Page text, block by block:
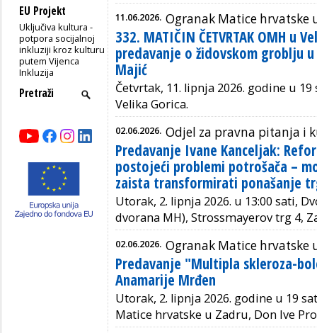
EU Projekt
Uključiva kultura -
potpora socijalnoj
inkluziji kroz kulturu
putem Vijenca
Inkluzija
11.06.2026. Ogranak Matice hrvatske
332. MATIČIN ČETVRTAK OMH u
predavanje o židovskom groblju
Majić
Četvrtak, 11. lipnja 2026. godine u
Velika Gorica.
02.06.2026. Odjel za pravna pitanja i
Predavanje Ivane Kanceljak:
postojeći problemi potrošača –
zaista transformirati ponašanje
Utorak, 2. lipnja 2026. u 13:00 sati,
dvorana MH), Strossmayerov trg 4,
02.06.2026. Ogranak Matice hrvatske
Predavanje "Multipla skleroza-
Anamarije Mrđen
Utorak, 2. lipnja 2026. godine u 19
Matice hrvatske u Zadru, Don Ive